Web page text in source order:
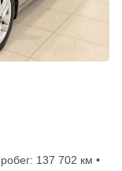
137 702 км •